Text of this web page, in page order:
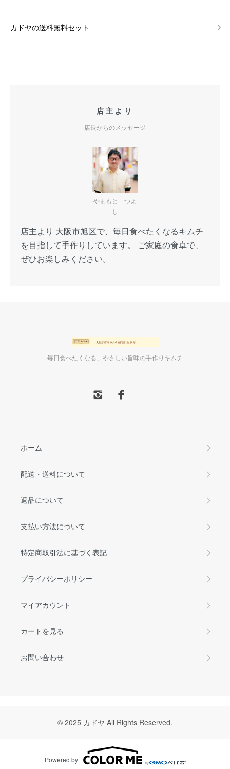
カドヤの送料無料セット
店主より
店長からのメッセージ
やまもと つよ
し
店主より 大阪市旭区で、毎日食べたくなるキムチ
を目指して手作りしています。 ご家庭の食卓で、
ぜひお楽しみください。
毎日食べたくなる、やさしい旨味の手作りキムチ
ホーム
配送・送料について
返品について
支払い方法について
特定商取引法に基づく表記
プライバシーポリシー
マイアカウント
カートを見る
お問い合わせ
© 2025 カドヤ All Rights Reserved.
Powered by